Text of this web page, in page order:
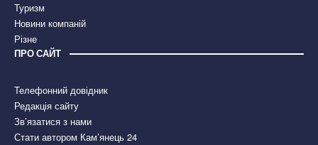
Туризм
Новини компаній
Різне
ПРО САЙТ
Телефонний довідник
Редакція сайту
Зв’язатися з нами
Стати автором Кам’янець 24